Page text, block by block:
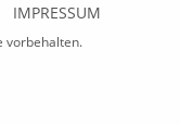
IMPRESSUM
vorbehalten.